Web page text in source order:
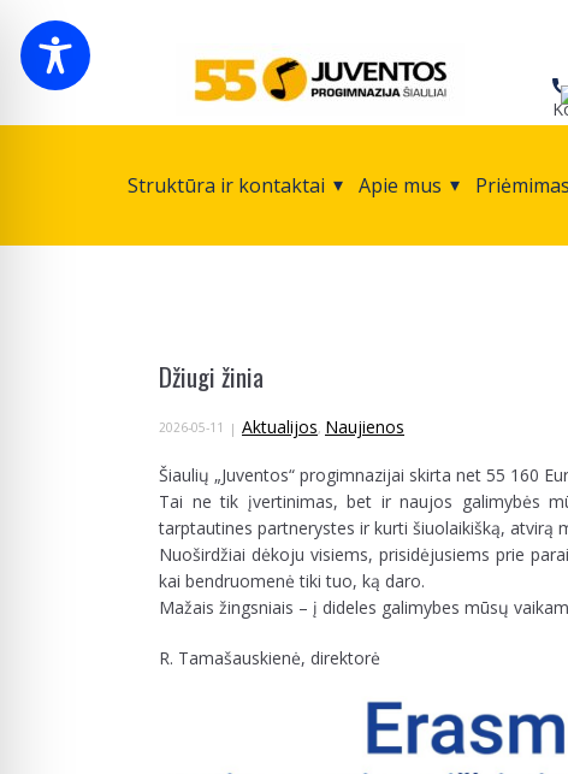
Struktūra ir kontaktai Apie mus
Džiugi žinia
2026-05-11 Aktualijos, Naujienos
Šiaulių „Juventos“ progimnazijai skirta net 55 160
Tai ne tik įvertinimas, bet ir naujos galimybės
tarptautines partnerystes ir kurti šiuolaikišką, atvirą
Nuoširdžiai dėkoju visiems, prisidėjusiems prie
kai bendruomenė tiki tuo, ką daro.
Mažais žingsniais – į dideles galimybes mūsų
R. Tamašauskienė, direktorė